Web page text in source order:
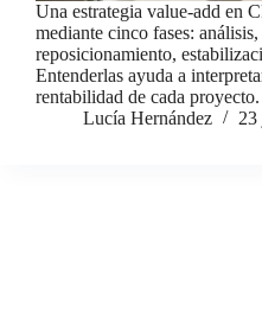
Una estrategia value-add en
mediante cinco fases:
reposicionamiento,
Entenderlas ayuda a
rentabilidad de cada proyecto.
Lucía Hernández